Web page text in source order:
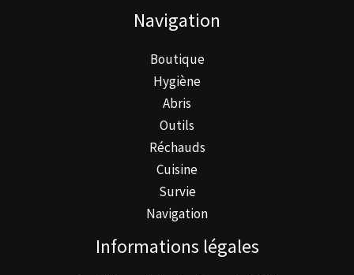
Navigation
Boutique
Hygiène
Abris
Outils
Réchauds
Cuisine
Survie
Navigation
Informations légales